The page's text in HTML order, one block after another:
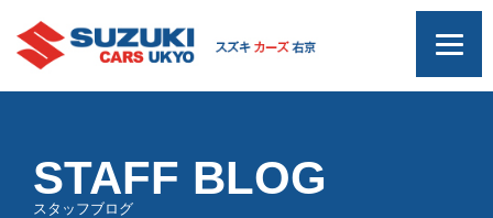
STAFF BLOG
スタッフブログ